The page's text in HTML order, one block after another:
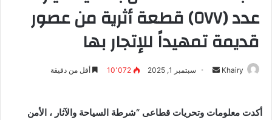
عدد (٥٧٧) قطعة أثرية من عصور
قديمة تمهيداً للإتجار بها
Khairy
ل
سبتمبر 1, 2025 10٬072 أقل من دقيقة
أكدت معلومات وتحريات قطاعى “شرطة السياحة والآثار ، الأمن